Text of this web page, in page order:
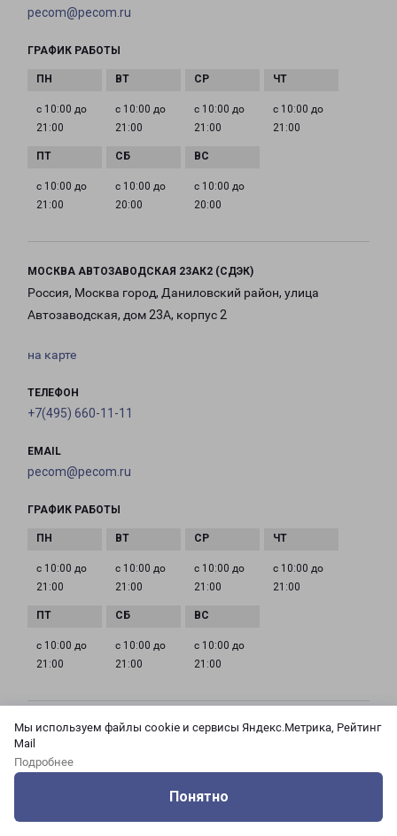
Мы используем файлы cookie и сервисы Яндекс.Метрика, Рейтинг
Mail
Подробнее
Понятно
pecom@pecom.ru
ГРАФИК РАБОТЫ
с 10:00 до
21:00
с 10:00 до
21:00
с 10:00 до
21:00
с 10:00 до
21:00
с 10:00 до
21:00
с 10:00 до
20:00
с 10:00 до
20:00
МОСКВА АВТОЗАВОДСКАЯ 23АК2 (СДЭК)
Россия, Москва город, Даниловский район, улица
Автозаводская, дом 23А, корпус 2
на карте
ТЕЛЕФОН
+7(495) 660-11-11
EMAIL
pecom@pecom.ru
ГРАФИК РАБОТЫ
с 10:00 до
21:00
с 10:00 до
21:00
с 10:00 до
21:00
с 10:00 до
21:00
с 10:00 до
21:00
с 10:00 до
21:00
с 10:00 до
21:00
МОСКВА АЗОВСКАЯ 24 КОРПУС 3
Россия, Москва город, Зюзино район, улица
Азовская, дом 24, корпус 3